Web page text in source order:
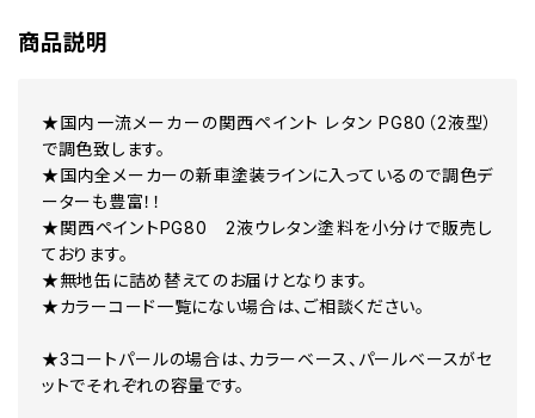
050 スーパーホワイト4
051 ホワイトパールマイカ 原液カラーベース 原液パールベース セッ
057 ホワイトパールマイカ 原液カラーベース 原液パールベース セ
058 ホワイト
059 パープリッシュホワイト
062 ホワイトパールクリスタルシャイン 原液カラーベース 原液パー
064 ホワイトパールクリスタルシャイン 原液カラーベース 原液パー
065 ホワイトパールクリスタルシャイン 原液カラーベース 原液パー
066 アイボリーパールクリスタルシャイン 原液カラーベース 原液パ
067 バニラホワイト
068 ホワイト
070 ホワイトクリスタルシャイン
070 ホワイトクリスタルシャイン 原液カラーベース 原液パールベー
072 シルキーホワイトパールクリスタルシャイン 原液カラーベース
商品説明
★国内一流メーカーの関西ペイント レタン PG80（2液型）
で調色致します。
★国内全メーカーの新車塗装ラインに入っているので調色デ
ーターも豊富！！
★関西ペイントPG80 2液ウレタン塗料を小分けで販売し
ております。
★無地缶に詰め替えてのお届けとなります。
★カラーコード一覧にない場合は、ご相談ください。
★3コートパールの場合は、カラーベース、パールベースがセ
ットでそれぞれの容量です。